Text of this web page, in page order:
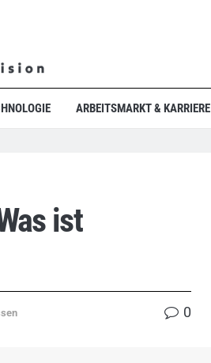
ARBEITSMARKT & KARRIERE
ist
0